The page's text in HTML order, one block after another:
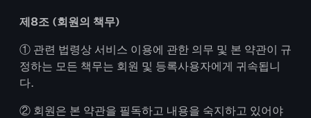
제8조 (회원의 책무)
① 관련 법령상 서비스 이용에 관한 의무 및 본 약관이 규
정하는 모든 책무는 회원 및 등록사용자에게 귀속됩니
다.
② 회원은 본 약관을 필독하고 내용을 숙지하고 있어야